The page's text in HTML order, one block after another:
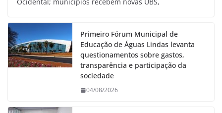
Primeiro Fórum Municipal de
Educação de Águas Lindas levanta
questionamentos sobre gastos,
transparência e participação da
sociedade
04/08/2026